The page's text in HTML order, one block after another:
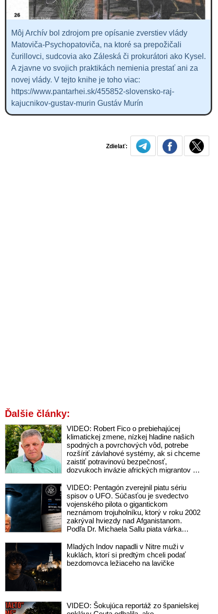
Môj Archív bol zdrojom pre opísanie zverstiev vlády
Matoviča-Psychopatoviča, na ktoré sa prepožičali
čurillovci, sudcovia ako Záleská či prokurátori ako Kysel.
A zjavne vo svojich praktikách nemienia prestať ani za
novej vlády. V tejto knihe je toho viac:
https://www.pantarhei.sk/455852-slovensko-raj-
kajucnikov-gustav-murin Gustáv Murín
Zdielať:
Ďalšie články:
VIDEO: Robert Fico o prebiehajúcej
klimatickej zmene, nízkej hladine našich
spodných a povrchových vôd, potrebe
rozšíriť závlahové systémy, ak si chceme
zaistiť potravinovú bezpečnosť,
dozvukoch invázie afrických migrantov do
Vladimírom Mečiarom, ktorý podráždil
progresívnych liberálov, ale aj o
klamstvách Sorosovho denníka SME
brániaceho pedofilov
VIDEO: Pentagón zverejnil piatu sériu
spisov o UFO. Súčasťou je svedectvo
vojenského pilota o gigantickom
neznámom trojuholníku, ktorý v roku 2002
zakrýval hviezdy nad Afganistanom.
Podľa Dr. Michaela Sallu piata várka
nič zásadné a tému UFO robí nudnou
Mladých Indov napadli v Nitre muži v
kuklách, ktorí si predtým chceli podať
bezdomovca ležiaceho na lavičke
VIDEO: Šokujúca reportáž zo španielskej